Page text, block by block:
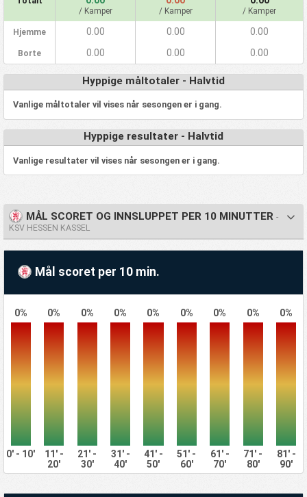
/ Kamper / Kamper / Kamper
Hjemme 0.00 0.00 0.00
Borte 0.00 0.00 0.00
Hyppige måltotaler - Halvtid
Vanlige måltotaler vil vises når sesongen er i gang.
Hyppige resultater - Halvtid
Vanlige resultater vil vises når sesongen er i gang.
MÅL SCORET OG INNSLUPPET PER 10 MINUTTER -
KSV HESSEN KASSEL
Mål scoret per 10 min.
0% 0% 0% 0% 0% 0% 0% 0% 0%
0' - 10'
11' -
20'
21' -
30'
31' -
40'
41' -
50'
51' -
60'
61' -
70'
71' -
80'
81' -
90'